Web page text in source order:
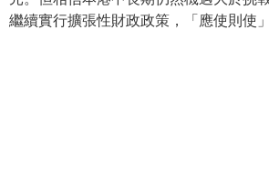
繼續實行擴張性財政政策，「應使則使